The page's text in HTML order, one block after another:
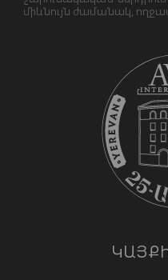
միևնույն ժամանակ,